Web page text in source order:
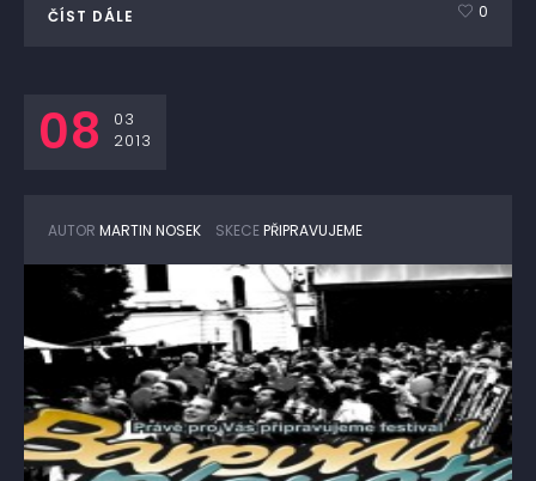
ČÍST DÁLE 0
08
03
2013
AUTOR MARTIN NOSEK SKECEPŘIPRAVUJEME